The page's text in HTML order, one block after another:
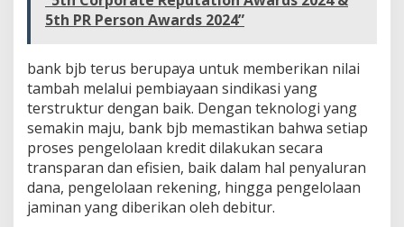
5th PR Person Awards 2024”
bank bjb terus berupaya untuk memberikan nilai
tambah melalui pembiayaan sindikasi yang
terstruktur dengan baik. Dengan teknologi yang
semakin maju, bank bjb memastikan bahwa setiap
proses pengelolaan kredit dilakukan secara
transparan dan efisien, baik dalam hal penyaluran
dana, pengelolaan rekening, hingga pengelolaan
jaminan yang diberikan oleh debitur.